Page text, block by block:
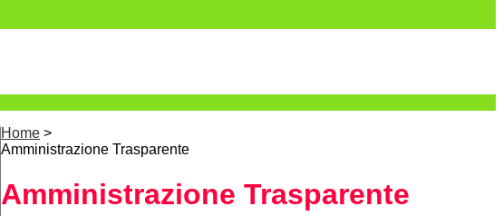
Home >
Amministrazione Trasparente
Amministrazione Trasparente